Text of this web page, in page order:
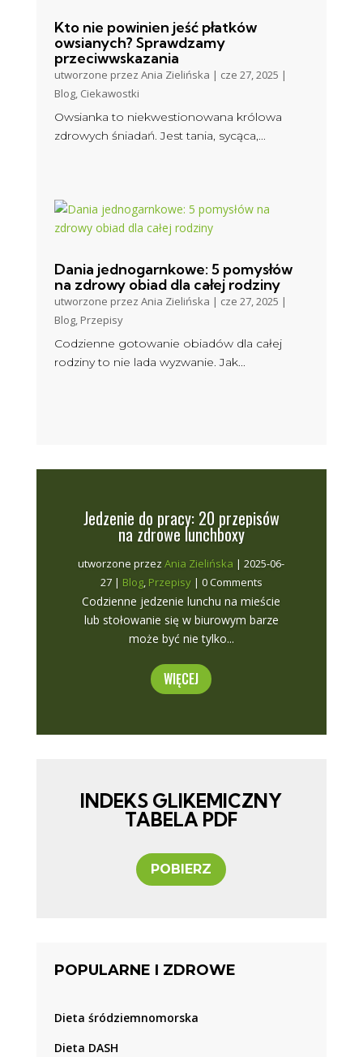
Kto nie powinien jeść płatków
owsianych? Sprawdzamy
przeciwwskazania
utworzone przezAnia Zielińska | cze 27, 2025 |
Blog, Ciekawostki
Owsianka to niekwestionowana królowa
zdrowych śniadań. Jest tania, sycąca,...
Dania jednogarnkowe: 5 pomysłów
na zdrowy obiad dla całej rodziny
utworzone przezAnia Zielińska | cze 27, 2025 |
Blog, Przepisy
Codzienne gotowanie obiadów dla całej
rodziny to nie lada wyzwanie. Jak...
Jedzenie do pracy: 20 przepisów
na zdrowe lunchboxy
utworzone przezAnia Zielińska |2025-06-
27| Blog, Przepisy| 0 Comments
Codzienne jedzenie lunchu na mieście
lub stołowanie się w biurowym barze
może być nie tylko...
WIĘCEJ
INDEKS GLIKEMICZNY
TABELA PDF
POBIERZ
POPULARNE I ZDROWE
Dieta śródziemnomorska
Dieta DASH